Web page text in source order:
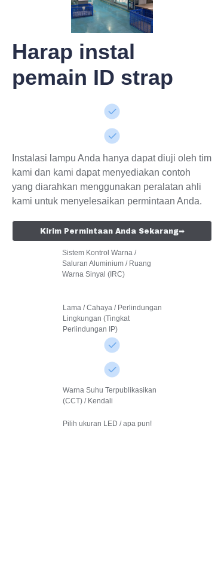
Harap instal
pemain ID strap
Kirim Permintaan Anda Sekarang➡
Instalasi lampu Anda hanya dapat diuji oleh tim
kami dan kami dapat menyediakan contoh
yang diarahkan menggunakan peralatan ahli
kami untuk menyelesaikan permintaan Anda.
Lama / Cahaya / Perlindungan
Lingkungan (Tingkat
Perlindungan IP)
Warna Suhu Terpublikasikan
(CCT) / Kendali
Sistem Kontrol Warna /
Saluran Aluminium / Ruang
Warna Sinyal (IRC)
Pilih ukuran LED / apa pun!